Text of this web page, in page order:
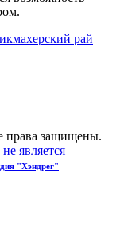
права защищены.
не является
"Хэндрег"